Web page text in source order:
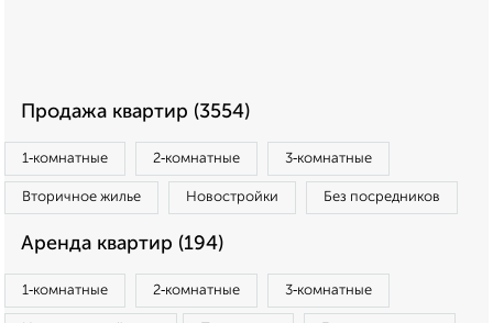
Продажа квартир (3554)
1‑комнатные 2‑комнатные 3‑комнатные
Вторичное жилье Новостройки Без посредников
Аренда квартир (194)
1‑комнатные 2‑комнатные 3‑комнатные